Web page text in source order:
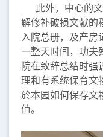
此外，中心的文
解修补破损文献的
入院总册，及产房
一整天时间，功夫
院在致辞总结时强
理和有系统保育文
於本园如何保存文
值。